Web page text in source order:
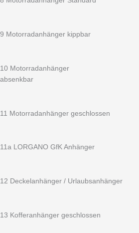
9 Motorradanhänger kippbar
10 Motorradanhänger
absenkbar
11 Motorradanhänger geschlossen
11a LORGANO GfK Anhänger
12 Deckelanhänger / Urlaubsanhänger
13 Kofferanhänger geschlossen